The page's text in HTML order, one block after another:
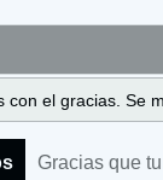
con el gracias. Se
Gracias que